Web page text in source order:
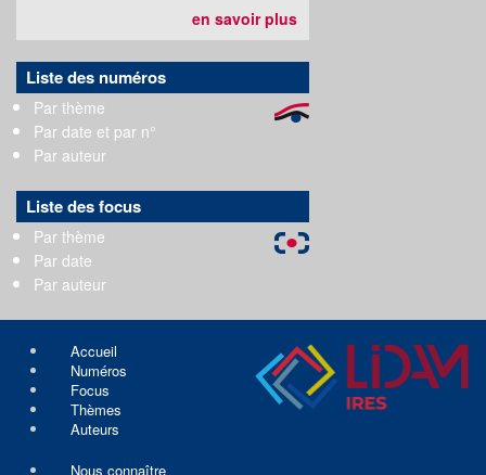
en savoir plus
Liste des numéros
Par thème
Par date et par n°
Par auteur
Liste des focus
Par thème
Par date
Par auteur
Accueil
Numéros
Focus
Thèmes
Auteurs
Nous connaître